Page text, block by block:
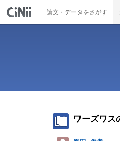
論文・データをさがす
ワーズワス